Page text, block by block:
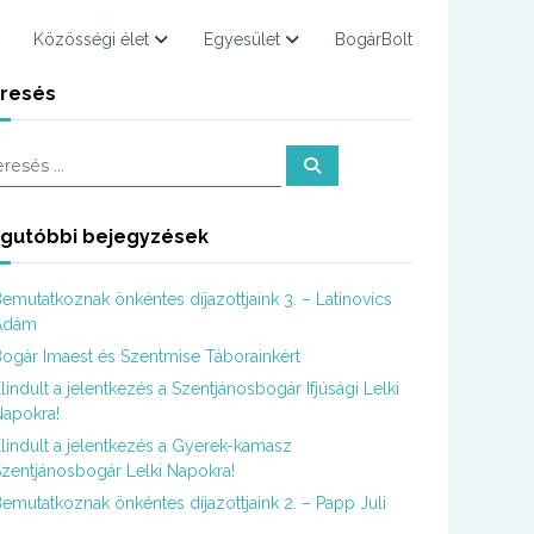
Közösségi élet Egyesület BogárBolt
K
bejegyzések
önkéntes díjazottjaink 3. – Latinovics
Imaest és Szentmise Táborainkért
a jelentkezés a Szentjánosbogár Ifjúsági Lelki
a jelentkezés a Gyerek-kamasz
Lelki Napokra!
önkéntes díjazottjaink 2. – Papp Juli